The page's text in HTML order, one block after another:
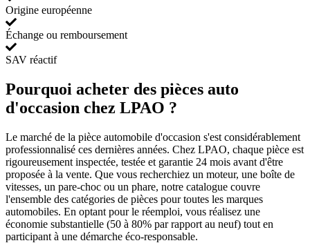
Origine européenne
Échange ou remboursement
SAV réactif
Pourquoi acheter des pièces auto
d'occasion chez LPAO ?
Le marché de la pièce automobile d'occasion s'est considérablement
professionnalisé ces dernières années. Chez LPAO, chaque pièce est
rigoureusement inspectée, testée et garantie 24 mois avant d'être
proposée à la vente. Que vous recherchiez un moteur, une boîte de
vitesses, un pare-choc ou un phare, notre catalogue couvre
l'ensemble des catégories de pièces pour toutes les marques
automobiles. En optant pour le réemploi, vous réalisez une
économie substantielle (50 à 80% par rapport au neuf) tout en
participant à une démarche éco-responsable.